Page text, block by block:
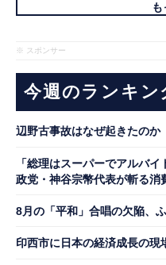
も
※ スポンサー
今週のランキン
辺野古事故はなぜ起きたのか
「総理はスーパーでアルバ
政党・神谷宗幣代表が斬る
8月の「平和」合唱の欠陥、
印西市に日本の経済成長の現